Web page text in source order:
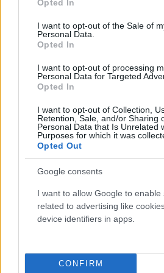
use your data for below specified
consent section.
Opted In
I want to opt-out of the Sale of
Personal Data.
Opted In
I want to opt-out of processing
Personal Data for Targeted
Opted In
I want to opt-out of Collection,
Retention, Sale, and/or Sharing
Personal Data that Is Unrelated
Purposes for which it was
Opted Out
Google consents
I want to allow Google to enable
related to advertising like
device identifiers in apps.
CONFIRM
Περιβαλλοντική
πρωτοβουλία που ενώνει τη
κοινωνίες και τις επόμενες
Ο Επιτελικός Διευθυντής
Μετασχηματισμού και
Υπεύθυνης και Βιώσιμης
Attica, κος Παναγιώτης
σχετικά: «Η 8η
Ομίλου Attica στη Ρόδο και τη
μια ακόμη ευκαιρία να
νησιώτες και στις ανάγκες της
Rebreath και τους Πράκτορες